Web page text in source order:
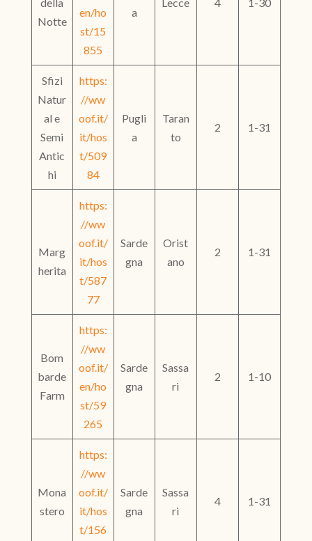
Notte
en/ho
st/15
855
a
Sfizi
Natur
al e
Semi
Antic
hi
https:
//ww
oof.it/
it/hos
t/509
84
Pugli
a
Taran
to
2 1-31
Marg
herita
https:
//ww
oof.it/
it/hos
t/587
77
Sarde
gna
Orist
ano
2 1-31
Bom
barde
Farm
https:
//ww
oof.it/
en/ho
st/59
265
Sarde
gna
Sassa
ri
2 1-10
Mona
stero
https:
//ww
oof.it/
it/hos
t/156
Sarde
gna
Sassa
ri
4 1-31